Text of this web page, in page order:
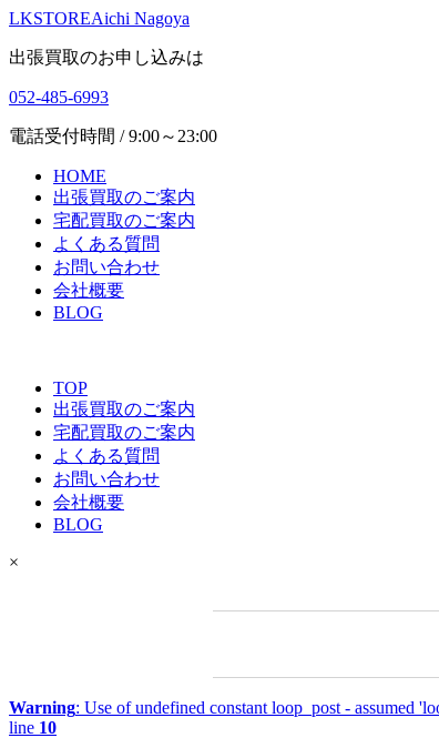
LKSTOREAichi Nagoya
出張買取のお申し込みは
052-485-6993
電話受付時間 / 9:00～23:00
HOME
出張買取のご案内
宅配買取のご案内
よくある質問
お問い合わせ
会社概要
BLOG
TOP
出張買取のご案内
宅配買取のご案内
よくある質問
お問い合わせ
会社概要
BLOG
×
Warning: Use of undefined constant loop_post - assumed
line 10